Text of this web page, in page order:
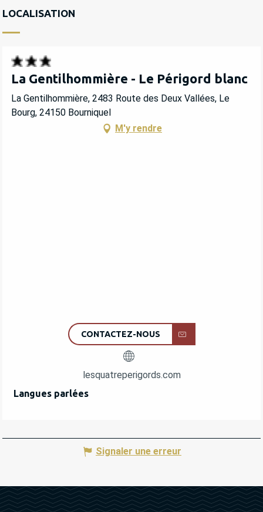
LOCALISATION
La Gentilhommière - Le Périgord blanc
La Gentilhommière, 2483 Route des Deux Vallées, Le
Bourg, 24150 Bourniquel
M'y rendre
CONTACTEZ-NOUS
lesquatreperigords.com
Langues parlées
Langues parlées
Signaler une erreur